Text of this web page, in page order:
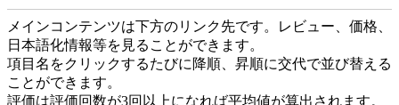
メインコンテンツは下方のリンク先です。レビュー、価格、
日本語化情報等を見ることができます。
項目名をクリックするたびに降順、昇順に交代で並び替える
ことができます。
評価は評価回数が3回以上になれば平均値が算出されます。